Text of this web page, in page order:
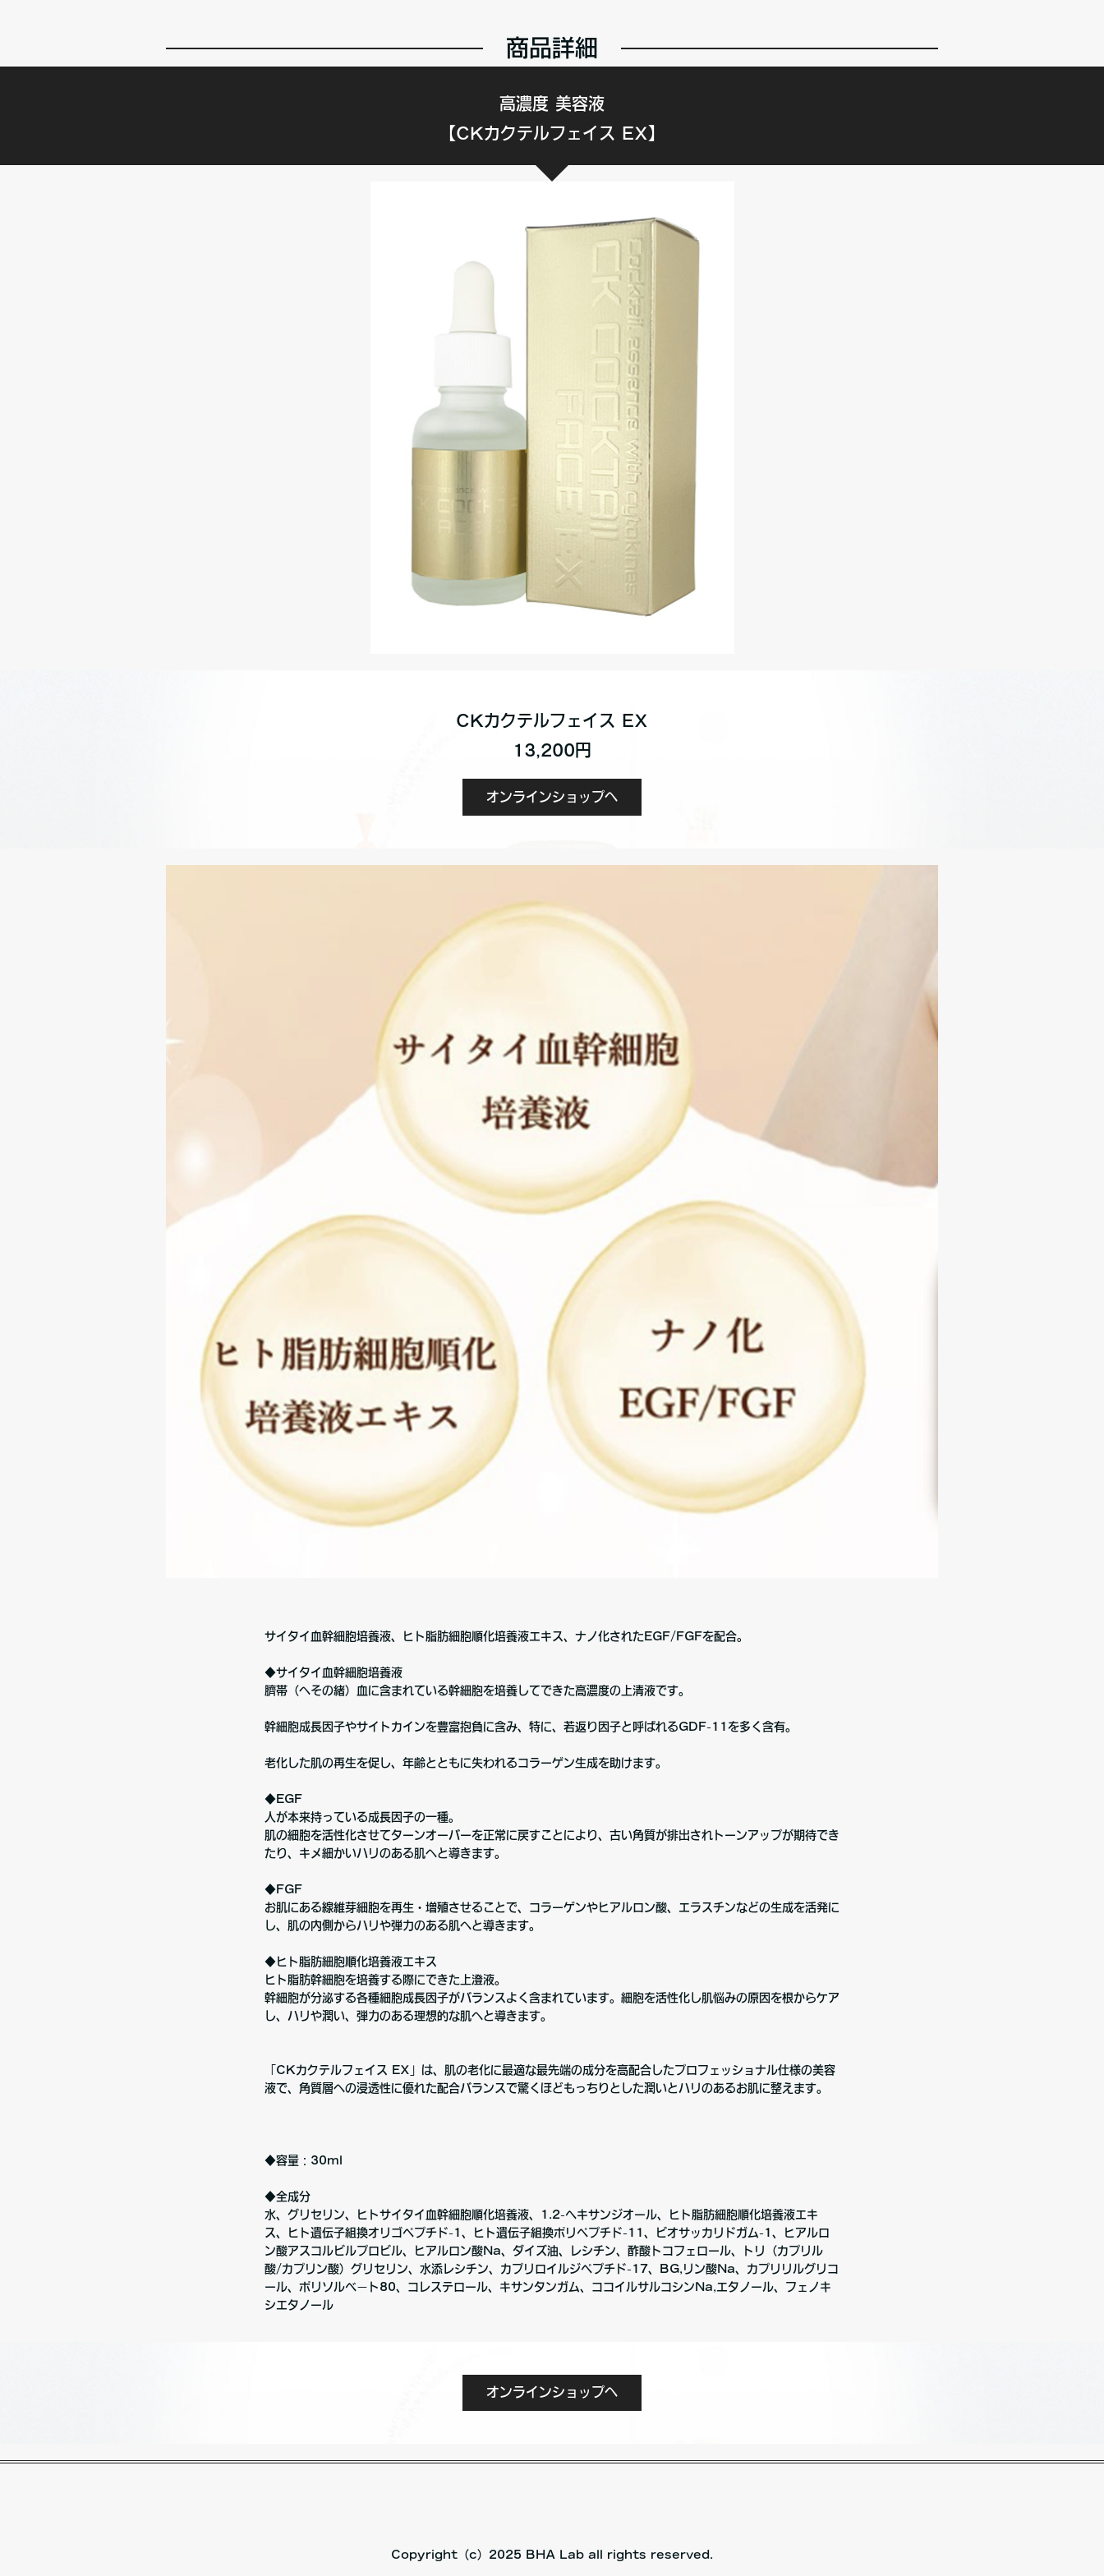
商品詳細
高濃度 美容液
【CKカクテルフェイス EX】
CKカクテルフェイス EX
13,200円
オンラインショップへ
サイタイ血幹細胞培養液、ヒト脂肪細胞順化培養液エキス、ナノ化されたEGF/FGFを配合。
◆サイタイ血幹細胞培養液
臍帯（へその緒）血に含まれている幹細胞を培養してできた高濃度の上清液です。
幹細胞成長因子やサイトカインを豊富抱負に含み、特に、若返り因子と呼ばれるGDF-11を多く含有。
老化した肌の再生を促し、年齢とともに失われるコラーゲン生成を助けます。
◆EGF
人が本来持っている成長因子の一種。
肌の細胞を活性化させてターンオーバーを正常に戻すことにより、古い角質が排出されトーンアップが期待でき
たり、キメ細かいハリのある肌へと導きます。
◆FGF
お肌にある線維芽細胞を再生・増殖させることで、コラーゲンやヒアルロン酸、エラスチンなどの生成を活発に
し、肌の内側からハリや弾力のある肌へと導きます。
◆ヒト脂肪細胞順化培養液エキス
ヒト脂肪幹細胞を培養する際にできた上澄液。
幹細胞が分泌する各種細胞成長因子がバランスよく含まれています。細胞を活性化し肌悩みの原因を根からケア
し、ハリや潤い、弾力のある理想的な肌へと導きます。
「CKカクテルフェイス EX」は、肌の老化に最適な最先端の成分を高配合したプロフェッショナル仕様の美容
液で、角質層への浸透性に優れた配合バランスで驚くほどもっちりとした潤いとハリのあるお肌に整えます。
◆容量：30ml
◆全成分
水、グリセリン、ヒトサイタイ血幹細胞順化培養液、1.2-ヘキサンジオール、ヒト脂肪細胞順化培養液エキ
ス、ヒト遺伝子組換オリゴペプチド-1、ヒト遺伝子組換ポリペプチド-11、ビオサッカリドガム-1、ヒアルロ
ン酸アスコルビルプロビル、ヒアルロン酸Na、ダイズ油、レシチン、酢酸トコフェロール、トリ（カプリル
酸/カプリン酸）グリセリン、水添レシチン、カプリロイルジペプチド-17、BG,リン酸Na、カプリリルグリコ
ール、ポリソルベ－ト80、コレステロール、キサンタンガム、ココイルサルコシンNa,エタノール、フェノキ
シエタノール
オンラインショップへ
Copyright（c）2025 BHA Lab all rights reserved.